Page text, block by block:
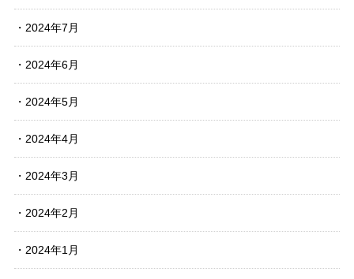
2024年7月
2024年6月
2024年5月
2024年4月
2024年3月
2024年2月
2024年1月